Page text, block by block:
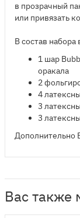
в прозрачный
или привязать
В состав набора
​1 шар
оракала
2
4
3
3
Дополнительно
Вас также